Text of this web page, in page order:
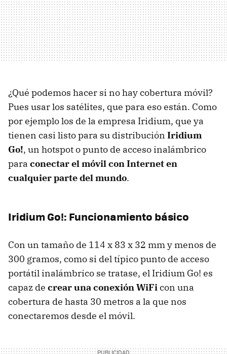
¿Qué podemos hacer si no hay cobertura móvil?
Pues usar los satélites, que para eso están. Como
por ejemplo los de la empresa Iridium, que ya
tienen casi listo para su distribución Iridium
Go!, un hotspot o punto de acceso inalámbrico
para conectar el móvil con Internet en
cualquier parte del mundo.
Iridium Go!: Funcionamiento básico
Con un tamaño de 114 x 83 x 32 mm y menos de
300 gramos, como si del típico punto de acceso
portátil inalámbrico se tratase, el Iridium Go! es
capaz de crear una conexión WiFicon una
cobertura de hasta 30 metros a la que nos
conectaremos desde el móvil.